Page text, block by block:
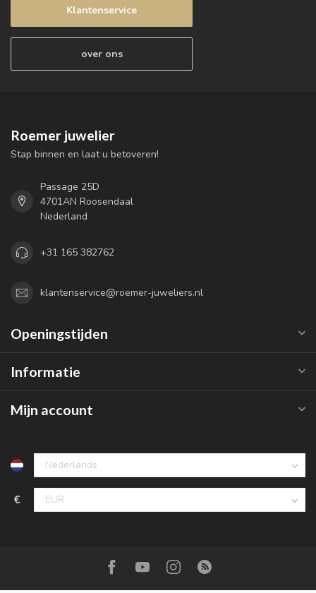
Klantenservice
over ons
Roemer juwelier
Stap binnen en laat u betoveren!
Passage 25D
4701AN Roosendaal
Nederland
+31 165 382762
klantenservice@roemer-juweliers.nl
Openingstijden
Informatie
Mijn account
€